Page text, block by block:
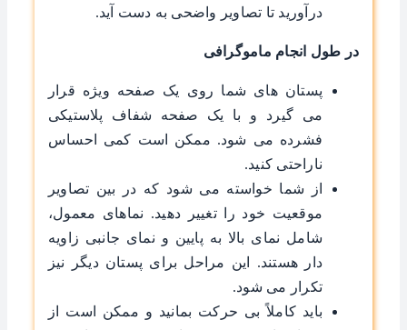
درآورید تا تصاویر واضحی به دست آید.
در طول انجام ماموگرافی
پستان های شما روی یک صفحه ویژه قرار
می ‌گیرد و با یک صفحه شفاف پلاستیکی
فشرده می ‌شود. ممکن است کمی احساس
ناراحتی کنید.
از شما خواسته می ‌شود که در بین تصاویر
موقعیت خود را تغییر دهید. نماهای معمول،
شامل نمای بالا به پایین و نمای جانبی زاویه‌
دار هستند. این مراحل برای پستان دیگر نیز
تکرار می ‌شود.
باید کاملاً بی ‌حرکت بمانید و ممکن است از